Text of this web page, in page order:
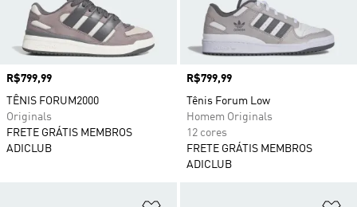
Preço
R$799,99
TÊNIS FORUM2000
Originals
FRETE GRÁTIS MEMBROS
ADICLUB
Preço
R$799,99
Tênis Forum Low
Homem Originals
12 cores
FRETE GRÁTIS MEMBROS
ADICLUB